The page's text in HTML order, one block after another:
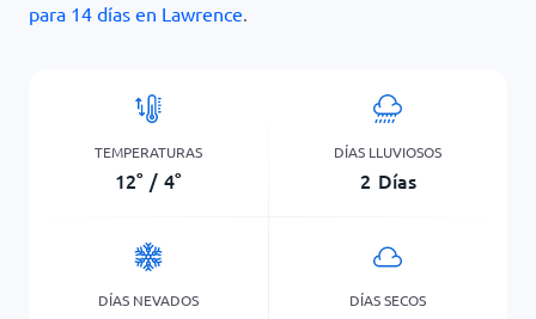
para 14 días en Lawrence.
TEMPERATURAS
12° / 4°
DÍAS LLUVIOSOS
2 Días
DÍAS NEVADOS DÍAS SECOS